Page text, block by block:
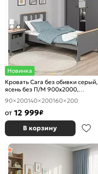
Новинка
Кровать Сага без обивки серый,
ясень без П/М 900x2000,
ортопедическое основание,
изголовье жесткое
90×200140×200160×200
от 12 999₽
В корзину